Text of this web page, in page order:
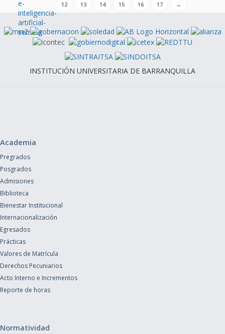
12 13 14 15 16 17 →
INSTITUCIÓN UNIVERSITARIA DE BARRANQUILLA
Academia
Pregrados
Posgrados
Admisiones
Biblioteca
Bienestar Institucional
Internacionalización
Egresados
Prácticas
Valores de Matrícula
Derechos Pecuniarios
Acto Interno e Incrementos
Reporte de horas
Normatividad